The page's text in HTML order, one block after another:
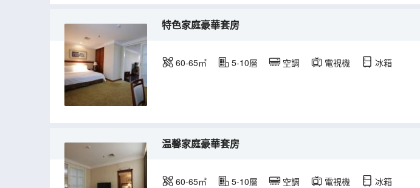
特色家庭豪華套房
60-65㎡ 5-10層 空調 電視機 冰箱
温馨家庭豪華套房
60-65㎡ 5-10層 空調 電視機 冰箱